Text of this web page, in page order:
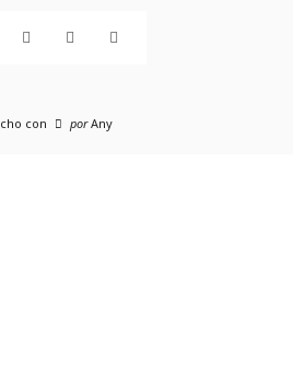
con porAny